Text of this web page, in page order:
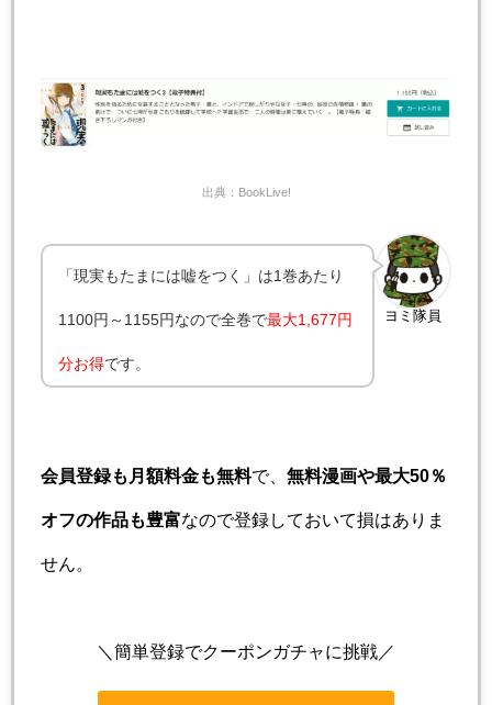
出典：BookLive!
ヨミ隊員
「現実もたまには嘘をつく」は1巻あたり
1100円～1155円なので全巻で最大1,677円
分お得です。
会員登録も月額料金も無料で、 無料漫画や最大50％
オフの作品も豊富なので登録しておいて損はありま
せん。
＼簡単登録でクーポンガチャに挑戦／